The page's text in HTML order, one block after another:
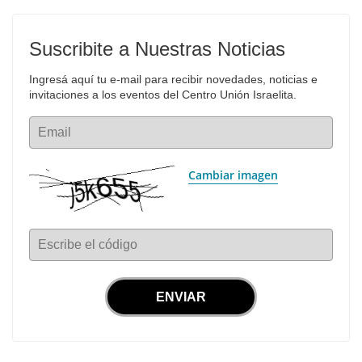
Suscribite a Nuestras Noticias
Ingresá aquí tu e-mail para recibir novedades, noticias e
invitaciones a los eventos del Centro Unión Israelita.
Email
Cambiar imagen
Escribe el código